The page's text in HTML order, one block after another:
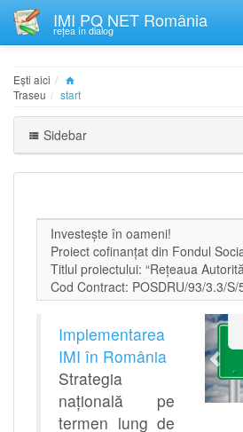
IMI PQ NET România
rețea în dialog
Ești aici
Traseu
start
Sidebar
Investeşte în oameni!
Proiect cofinanţat din Fondul
Titlul proiectului: “Reţeaua
Cod Contract: POSDRU/93/3.3/S/
Implementarea
IMI în România
Strategia
naţională pe
termen lung de